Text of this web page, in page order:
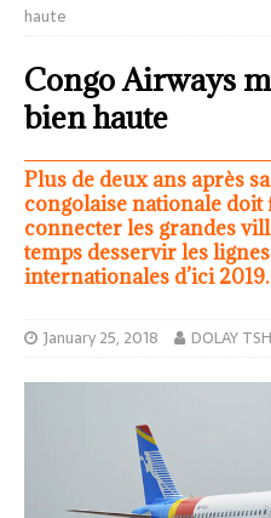
haute
Congo Airways
bien haute
Plus de deux ans après
congolaise nationale doit
connecter les grandes
temps desservir les
internationales d’ici 2019.
January 25, 2018 DOLAY